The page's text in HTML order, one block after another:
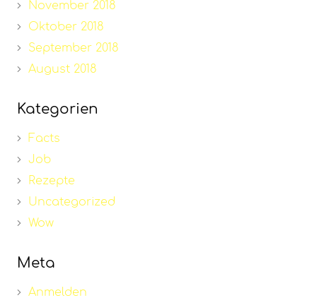
November 2018
Oktober 2018
September 2018
August 2018
Kategorien
Facts
Job
Rezepte
Uncategorized
Wow
Meta
Anmelden